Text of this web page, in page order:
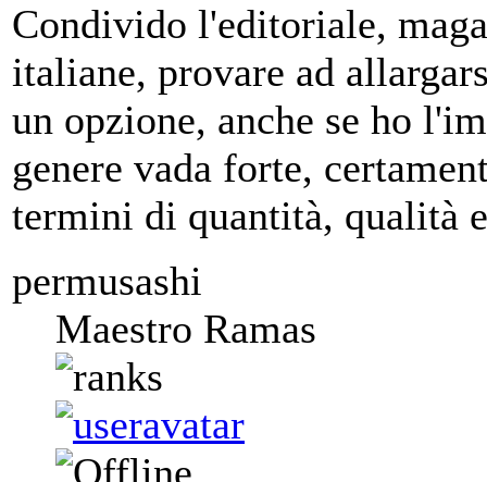
Condivido l'editoriale,
italiane, provare ad
un opzione, anche se ho
genere vada forte,
termini di quantità, qualità
permusashi
Maestro Ramas